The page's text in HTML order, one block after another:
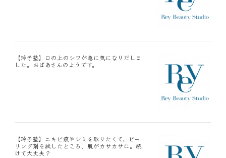
【玲子塾】口の上のシワが急に気になりだしま
した。おばあさんのようです。
【玲子塾】ニキビ痕やシミを取りたくて、ピー
リング剤を試したところ、肌がカサカサに。続
けて大丈夫？